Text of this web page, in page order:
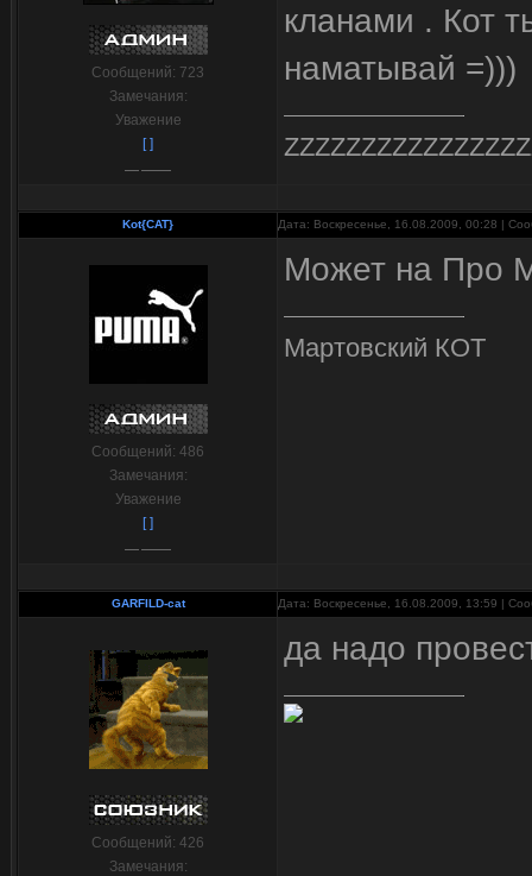
Сообщений: 723
Замечания:
Уважение
[ ]
кланами . Кот
наматывай =)))
Kot{CAT} Дата: Воскресенье, 16.08.2009, 00:28 |
Сообщений: 486
Замечания:
Уважение
[ ]
Может на Про
Мартовский КОТ
GARFILD-cat Дата: Воскресенье, 16.08.2009, 13:59 |
Сообщений: 426
Замечания:
да надо